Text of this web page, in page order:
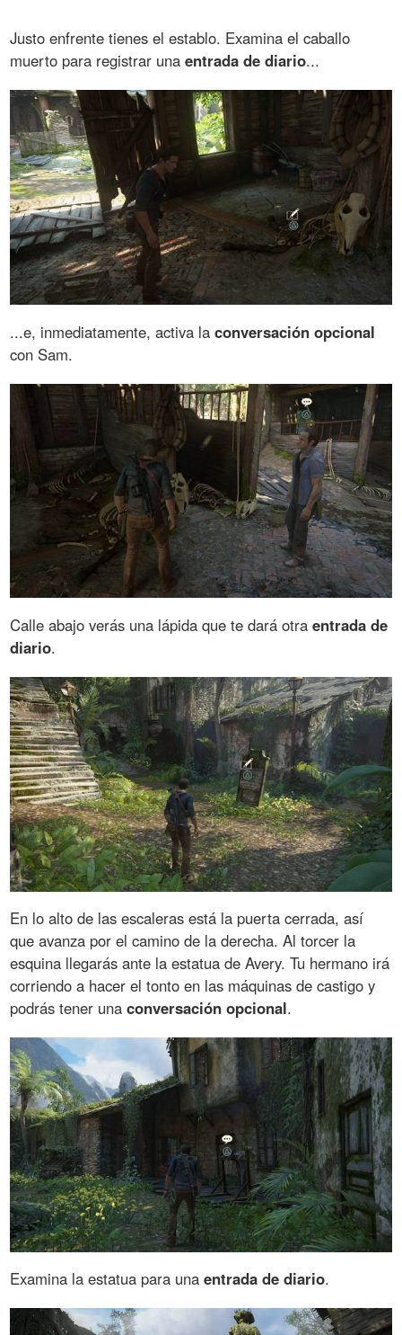
Justo enfrente tienes el establo. Examina el caballo
muerto para registrar unaentrada de diario...
...e, inmediatamente, activa laconversación opcional
con Sam.
Calle abajo verás una lápida que te dará otraentrada de
diario.
En lo alto de las escaleras está la puerta cerrada, así
que avanza por el camino de la derecha. Al torcer la
esquina llegarás ante la estatua de Avery. Tu hermano irá
corriendo a hacer el tonto en las máquinas de castigo y
podrás tener unaconversación opcional.
Examina la estatua para unaentrada de diario.